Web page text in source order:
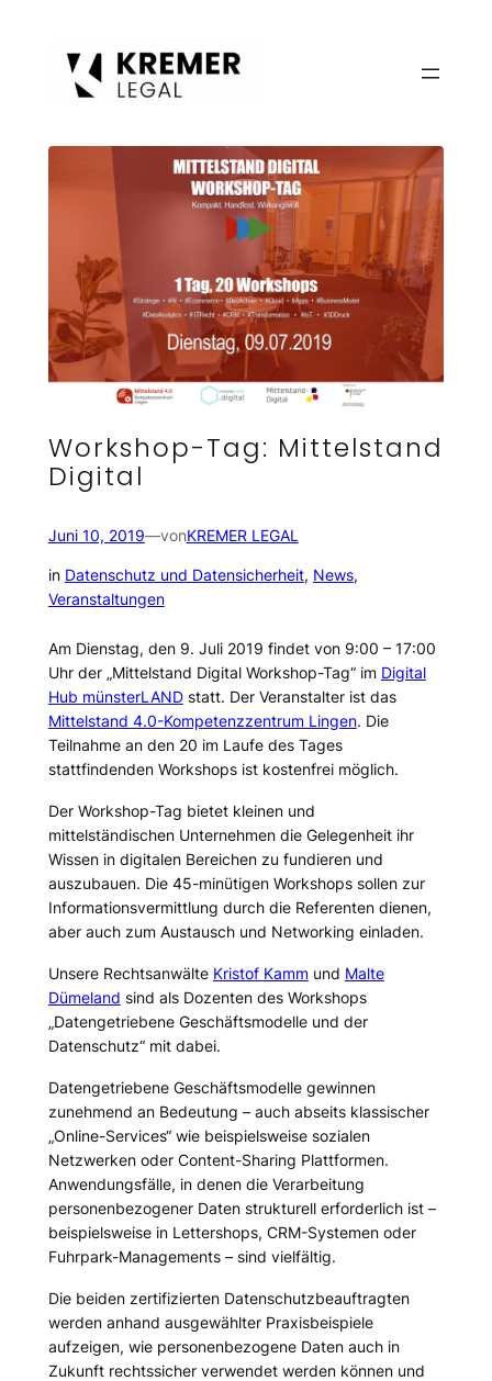
Workshop-Tag: Mittelstand
Digital
Juni 10, 2019—vonKREMER LEGAL
in Datenschutz und Datensicherheit, News
Veranstaltungen
Am Dienstag, den 9. Juli 2019 findet von 9:00 – 17:00
Uhr der „Mittelstand Digital Workshop-Tag“ im Digital
Hub münsterLANDstatt. Der Veranstalter ist das
Mittelstand 4.0-Kompetenzzentrum Lingen. Die
Teilnahme an den 20 im Laufe des Tages
stattfindenden Workshops ist kostenfrei möglich.
Der Workshop-Tag bietet kleinen und
mittelständischen Unternehmen die Gelegenheit ihr
Wissen in digitalen Bereichen zu fundieren und
auszubauen. Die 45-minütigen Workshops sollen zur
Informationsvermittlung durch die Referenten dienen,
aber auch zum Austausch und Networking einladen.
Unsere Rechtsanwälte Kristof Kammund Malte
Dümeland sind als Dozenten des Workshops
„Datengetriebene Geschäftsmodelle und der
Datenschutz“ mit dabei.
Datengetriebene Geschäftsmodelle gewinnen
zunehmend an Bedeutung – auch abseits klassischer
„Online-Services“ wie beispielsweise sozialen
Netzwerken oder Content-Sharing Plattformen.
Anwendungsfälle, in denen die Verarbeitung
personenbezogener Daten strukturell erforderlich ist –
beispielsweise in Lettershops, CRM-Systemen oder
Fuhrpark-Managements – sind vielfältig.
Die beiden zertifizierten Datenschutzbeauftragten
werden anhand ausgewählter Praxisbeispiele
aufzeigen, wie personenbezogene Daten auch in
Zukunft rechtssicher verwendet werden können und